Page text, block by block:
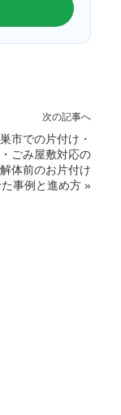
次の記事へ
市での片付け・
ごみ屋敷対応の
体前のお片付け
事例と進め方 »